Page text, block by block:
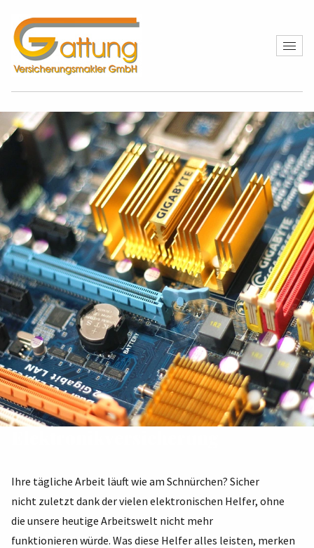
Ihre tägliche Arbeit läuft wie am Schnürchen? Sicher
nicht zuletzt dank der vielen elektronischen Helfer, ohne
die unsere heutige Arbeitswelt nicht mehr
funktionieren würde. Was diese Helfer alles leisten, merken